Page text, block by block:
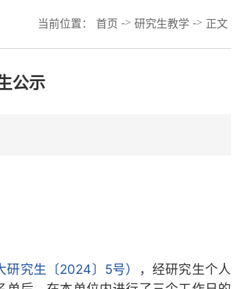
当前位置： 首页 -> 研究生教学 -> 正文
公示
研究生〔2024〕5号）
，经研究生个人